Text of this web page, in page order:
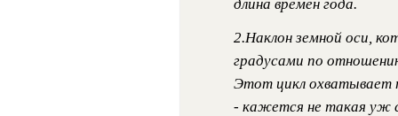
длина времен года.
2.Наклон земной оси,
градусами по
Этот цикл охватывает
- кажется не такая уж